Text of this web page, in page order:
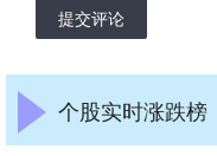
提交评论
个股实时涨跌榜